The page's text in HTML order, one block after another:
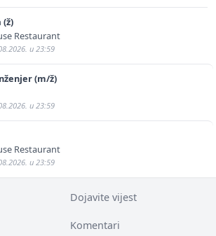
Restaurant
u 23:59
(m/ž)
u 23:59
Restaurant
u 23:59
Dojavite vijest
Komentari